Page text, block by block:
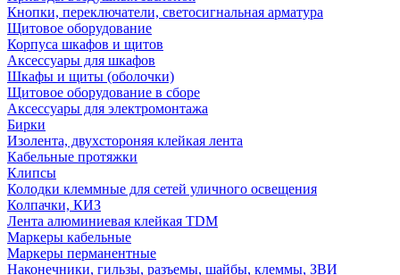
Кнопки, переключатели, светосигнальная арматура
Щитовое оборудование
Корпуса шкафов и щитов
Аксессуары для шкафов
Шкафы и щиты (оболочки)
Щитовое оборудование в сборе
Аксессуары для электромонтажа
Бирки
Изолента, двухстороняя клейкая лента
Кабельные протяжки
Клипсы
Колодки клеммные для сетей уличного освещения
Колпачки, КИЗ
Лента алюминиевая клейкая TDM
Маркеры кабельные
Маркеры перманентные
Наконечники, гильзы, разъемы, шайбы, клеммы, ЗВИ